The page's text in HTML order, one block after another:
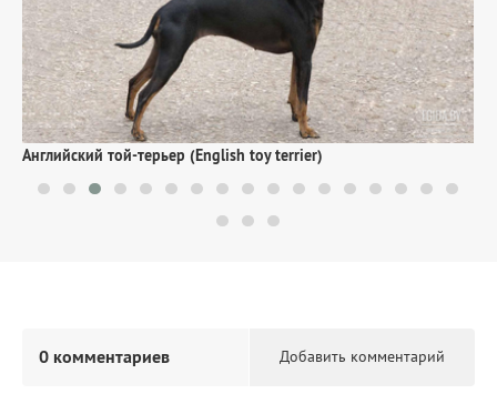
Английский той-терьер (English toy terrier)
Добавить комментарий
0 комментариев